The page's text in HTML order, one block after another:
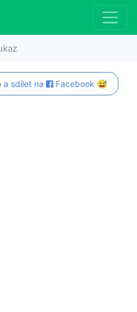
a sdílet na Facebook 😅